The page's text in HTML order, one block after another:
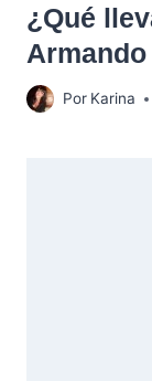
¿Qué
Por Karina